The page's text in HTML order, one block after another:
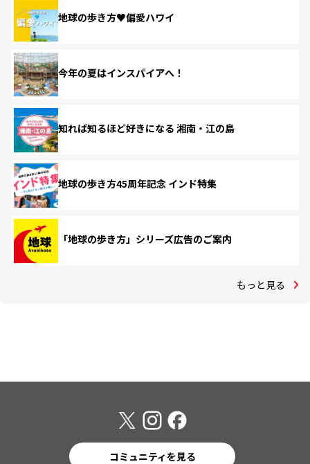
地球の歩き方♥偏愛ハワイ
今年の夏はインスパイアへ！
知れば知るほど好きになる 湘南・江の島
地球の歩き方45周年記念 インド特集
「地球の歩き方」シリーズ広告のご案内
もっと見る
コミュニティを見る